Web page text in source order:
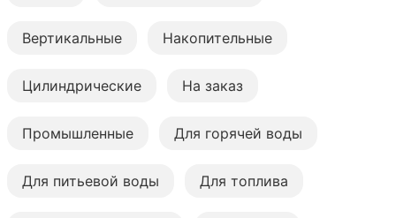
Вертикальные Накопительные
Цилиндрические На заказ
Промышленные Для горячей воды
Для питьевой воды Для топлива